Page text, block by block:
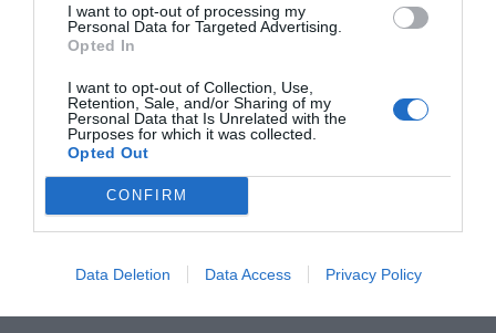
I want to opt-out of processing my
Personal Data for Targeted Advertising.
Opted In
I want to opt-out of Collection, Use,
Retention, Sale, and/or Sharing of my
Personal Data that Is Unrelated with the
Purposes for which it was collected.
Opted Out
CONFIRM
Data Deletion Data Access Privacy Policy
AfegirVIA Empresacom a font preferida de
Google de forma gratuïta
Estigues informat amb les últimes notícies d'actualitat